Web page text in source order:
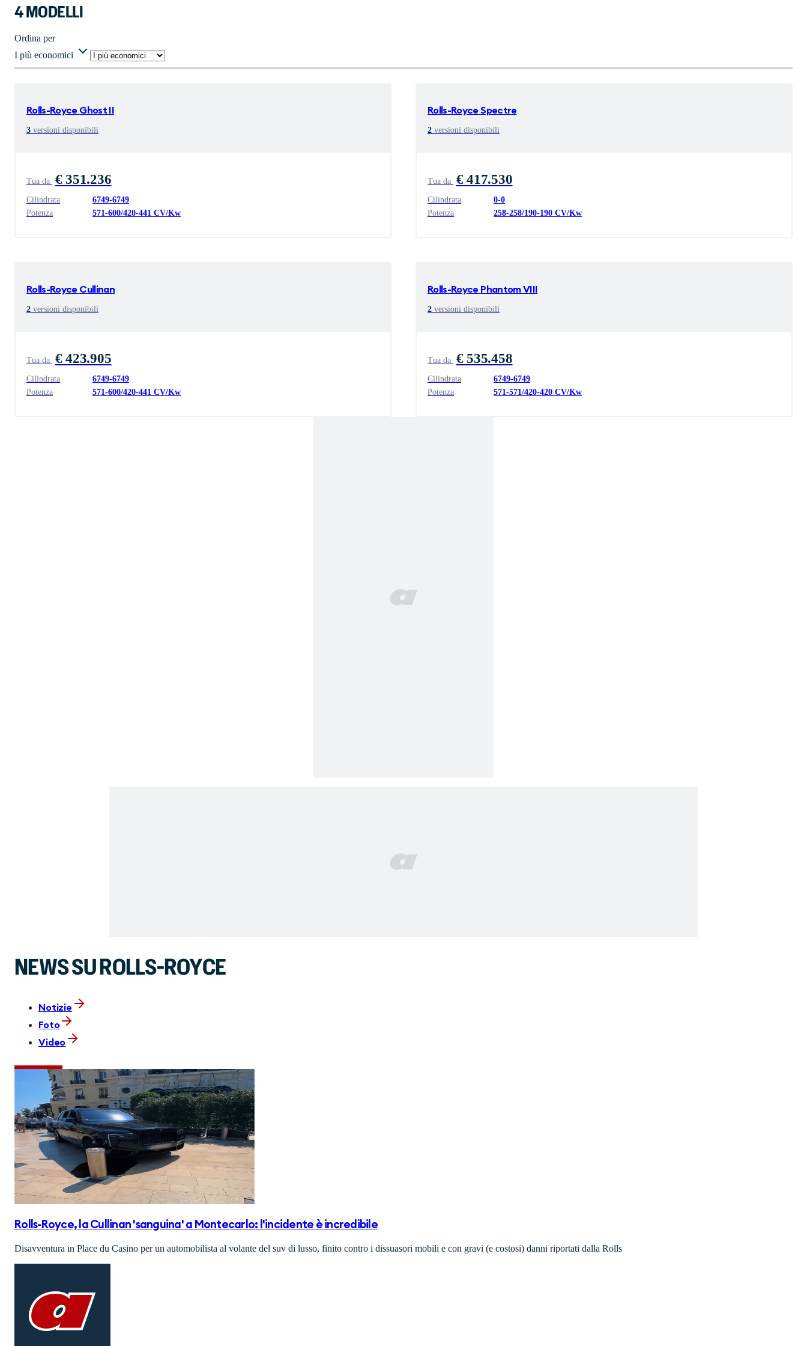
4 MODELLI
Ordina per
I più economici
Rolls-Royce Ghost II
3 versioni disponibili
Tua da € 351.236
Cilindrata 6749-6749
Potenza
571-600/420-441 CV/Kw
Rolls-Royce Spectre
2 versioni disponibili
Tua da € 417.530
Cilindrata 0-0
Potenza
258-258/190-190 CV/Kw
Rolls-Royce Cullinan
2 versioni disponibili
Tua da € 423.905
Cilindrata 6749-6749
Potenza
571-600/420-441 CV/Kw
Rolls-Royce Phantom VIII
2 versioni disponibili
Tua da € 535.458
Cilindrata 6749-6749
Potenza
571-571/420-420 CV/Kw
NEWS SU ROLLS-ROYCE
Notizie
Foto
Video
Rolls-Royce, la Cullinan 'sanguina' a Montecarlo: l'incidente è incredibile
Disavventura in Place du Casino per un automobilista al volante del suv di lusso, finito contro i dissuasori mobili e con gravi (e costosi) danni riportati dalla Rolls